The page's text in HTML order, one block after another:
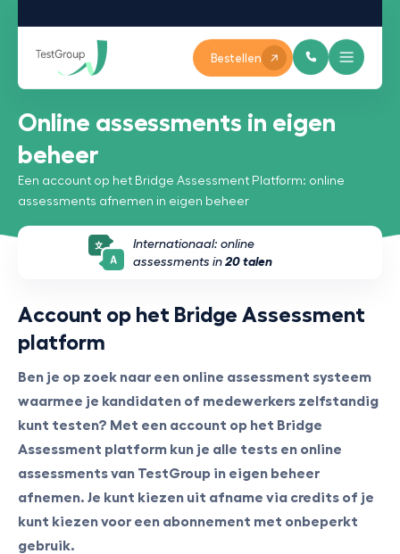
Bestellen
Online assessments in eigen
beheer
Een account op het Bridge Assessment Platform: online
assessments afnemen in eigen beheer
Internationaal: online
assessments in 20 talen
Account op het Bridge Assessment
platform
Ben je op zoek naar een online assessment systeem
waarmee je kandidaten of medewerkers zelfstandig
kunt testen? Met een account op het Bridge
Assessment platform kun je alle tests en online
assessments van TestGroup in eigen beheer
afnemen. Je kunt kiezen uit afname via credits of je
kunt kiezen voor een abonnement met onbeperkt
gebruik.